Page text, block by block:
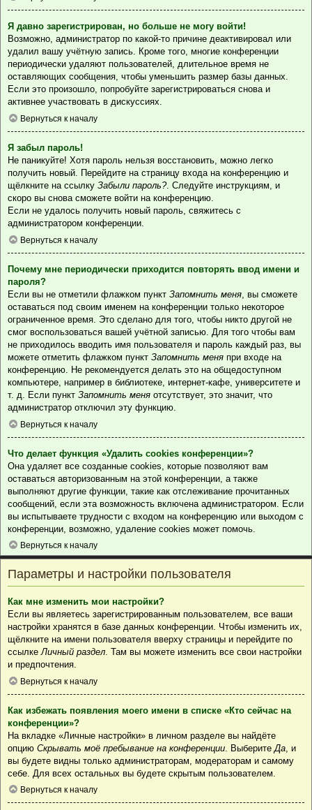
Я давно зарегистрирован, но больше не могу войти!
Возможно, администратор по какой-то причине деактивировал или
удалил вашу учётную запись. Кроме того, многие конференции
периодически удаляют пользователей, длительное время не
оставляющих сообщения, чтобы уменьшить размер базы данных.
Если это произошло, попробуйте зарегистрироваться снова и
активнее участвовать в дискуссиях.
Вернуться к началу
Я забыл пароль!
Не паникуйте! Хотя пароль нельзя восстановить, можно легко
получить новый. Перейдите на страницу входа на конференцию и
щёлкните на ссылку Забыли пароль?. Следуйте инструкциям, и
скоро вы снова сможете войти на конференцию.
Если не удалось получить новый пароль, свяжитесь с
администратором конференции.
Вернуться к началу
Почему мне периодически приходится повторять ввод имени и
пароля?
Если вы не отметили флажком пункт Запомнить меня , вы сможете
оставаться под своим именем на конференции только некоторое
ограниченное время. Это сделано для того, чтобы никто другой не
смог воспользоваться вашей учётной записью. Для того чтобы вам
не приходилось вводить имя пользователя и пароль каждый раз, вы
можете отметить флажком пункт Запомнить меня при входе на
конференцию. Не рекомендуется делать это на общедоступном
компьютере, например в библиотеке, интернет-кафе, университете и
т. д. Если пункт Запомнить меня отсутствует, это значит, что
администратор отключил эту функцию.
Вернуться к началу
Что делает функция «Удалить cookies конференции»?
Она удаляет все созданные cookies, которые позволяют вам
оставаться авторизованным на этой конференции, а также
выполняют другие функции, такие как отслеживание прочитанных
сообщений, если эта возможность включена администратором. Если
вы испытываете трудности с входом на конференцию или выходом с
конференции, возможно, удаление cookies может помочь.
Вернуться к началу
Параметры и настройки пользователя
Как мне изменить мои настройки?
Если вы являетесь зарегистрированным пользователем, все ваши
настройки хранятся в базе данных конференции. Чтобы изменить их,
щёлкните на имени пользователя вверху страницы и перейдите по
ссылкеЛичный раздел. Там вы можете изменить все свои настройки
и предпочтения.
Вернуться к началу
Как избежать появления моего имени в списке «Кто сейчас на
конференции»?
На вкладке «Личные настройки» в личном разделе вы найдёте
опцию Скрывать моё пребывание на конференции . Выберите Да , и
вы будете видны только администраторам, модераторам и самому
себе. Для всех остальных вы будете скрытым пользователем.
Вернуться к началу